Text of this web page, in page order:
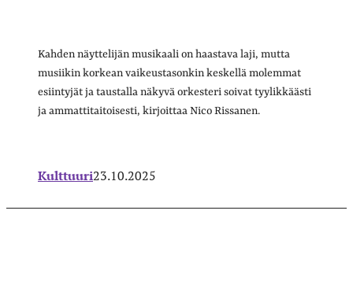
Kahden näyttelijän musikaali on haastava laji, mutta
musiikin korkean vaikeustasonkin keskellä molemmat
esiintyjät ja taustalla näkyvä orkesteri soivat tyylikkäästi
ja ammattitaitoisesti, kirjoittaa Nico Rissanen.
Kulttuuri23.10.2025